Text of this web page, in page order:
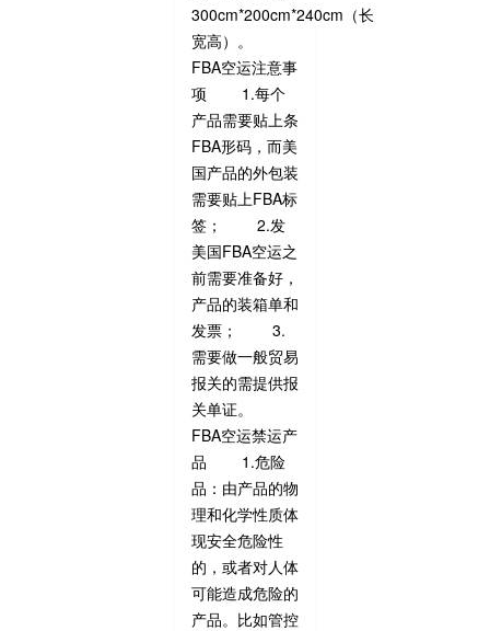
300cm*200cm*240cm（长
宽高）。
FBA空运注意事
项 1.每个
产品需要贴上条
FBA形码，而美
国产品的外包装
需要贴上FBA标
签； 2.发
美国FBA空运之
前需要准备好，
产品的装箱单和
发票； 3.
需要做一般贸易
报关的需提供报
关单证。
FBA空运禁运产
品 1.危险
品：由产品的物
理和化学性质体
现安全危险性
的，或者对人体
可能造成危险的
产品。比如管控